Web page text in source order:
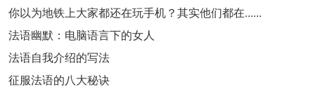
你以为地铁上大家都还在玩手机？其实他们都在......
法语幽默：电脑语言下的女人
法语自我介绍的写法
征服法语的八大秘诀